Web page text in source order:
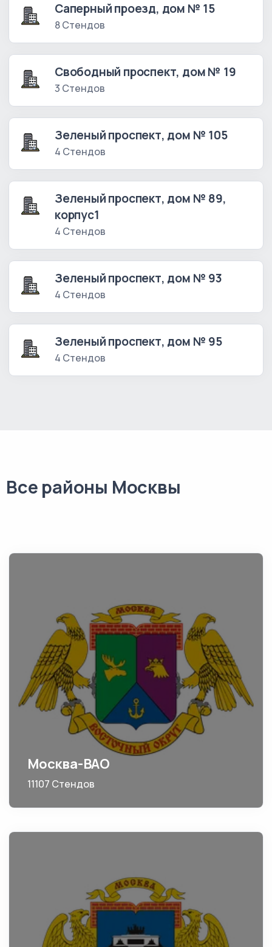
Саперный проезд, дом № 15
8 Стендов
Свободный проспект, дом № 19
3 Стендов
Зеленый проспект, дом № 105
4 Стендов
Зеленый проспект, дом № 89,
корпус1
4 Стендов
Зеленый проспект, дом № 93
4 Стендов
Зеленый проспект, дом № 95
4 Стендов
Все районы Москвы
Москва-ВАО
11107 Стендов